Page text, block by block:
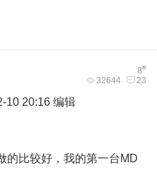
8#
32644 23
10 20:16 编辑
的比较好，我的第一台MD